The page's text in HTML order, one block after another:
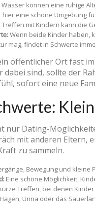
können eine ruhige
eine schöne Umgebung
Treffen mit Kindern kann die
Wenn beide Kinder haben,
mag, findet in Schwerte
öffentlicher Ort fast
dabei sind, sollte der
sofort eine neue
nur Dating-
mit anderen Eltern,
zu sammeln.
Bewegung und kleine
Eine schöne Möglichkeit,
Treffen, bei denen
Unna oder das